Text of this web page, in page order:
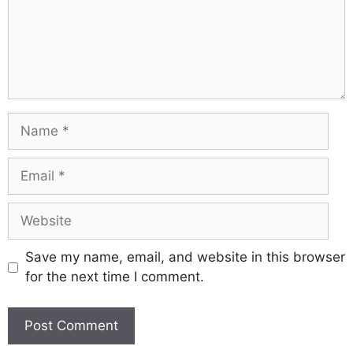
Save my name, email, and website in this browser
for the next time I comment.